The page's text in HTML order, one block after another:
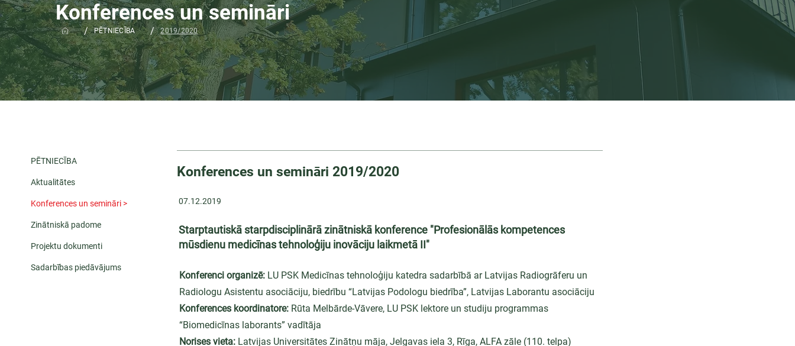
Konferences un semināri
/ PĒTNIECĪBA / 2019/2020
PĒTNIECĪBA
Aktualitātes
Konferences un semināri >
Zinātniskā padome
Projektu dokumenti
Sadarbības piedāvājums
Konferences un semināri 2019/2020
07.12.2019
Starptautiskā starpdisciplinārā zinātniskā konference "Profesionālās kompetences
mūsdienu medicīnas tehnoloģiju inovāciju laikmetā II"
Konferenci organizē:LU PSK Medicīnas tehnoloģiju katedra sadarbībā ar Latvijas Radiogrāferu un
Radiologu Asistentu asociāciju, biedrību “Latvijas Podologu biedrība”, Latvijas Laborantu asociāciju
Konferences koordinatore:Rūta Melbārde-Vāvere, LU PSK lektore un studiju programmas
“Biomedicīnas laborants” vadītāja
Norises vieta:Latvijas Universitātes Zinātņu māja, Jelgavas iela 3, Rīga, ALFA zāle (110. telpa)